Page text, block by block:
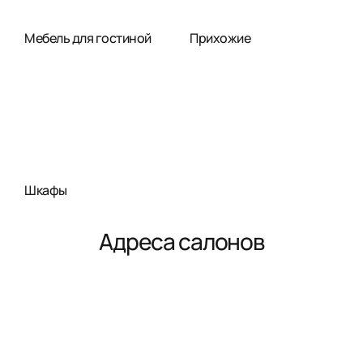
Мебель для гостиной Прихожие
Шкафы
Адреса салонов